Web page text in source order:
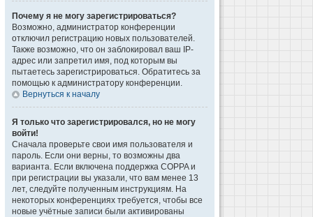
Почему я не могу зарегистрироваться?
Возможно, администратор конференции
отключил регистрацию новых пользователей.
Также возможно, что он заблокировал ваш IP-
адрес или запретил имя, под которым вы
пытаетесь зарегистрироваться. Обратитесь за
помощью к администратору конференции.
Вернуться к началу
Я только что зарегистрировался, но не могу
войти!
Сначала проверьте свои имя пользователя и
пароль. Если они верны, то возможны два
варианта. Если включена поддержка COPPA и
при регистрации вы указали, что вам менее 13
лет, следуйте полученным инструкциям. На
некоторых конференциях требуется, чтобы все
новые учётные записи были активированы